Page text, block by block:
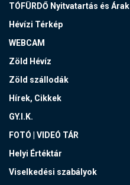
TÓFÜRDŐ Nyitvatartás és Árak
Hévízi Térkép
WEBCAM
Zöld Hévíz
Zöld szállodák
Hírek, Cikkek
GY.I.K.
FOTÓ | VIDEÓ TÁR
Helyi Értéktár
Viselkedési szabályok